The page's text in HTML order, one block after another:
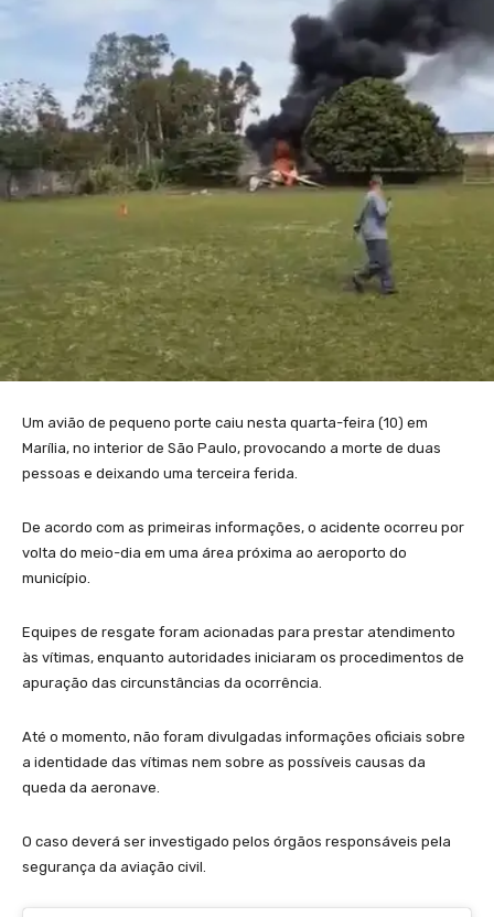
Um avião de pequeno porte caiu nesta quarta-feira (10) em
Marília, no interior de São Paulo, provocando a morte de duas
pessoas e deixando uma terceira ferida.
De acordo com as primeiras informações, o acidente ocorreu por
volta do meio-dia em uma área próxima ao aeroporto do
município.
Equipes de resgate foram acionadas para prestar atendimento
às vítimas, enquanto autoridades iniciaram os procedimentos de
apuração das circunstâncias da ocorrência.
Até o momento, não foram divulgadas informações oficiais sobre
a identidade das vítimas nem sobre as possíveis causas da
queda da aeronave.
O caso deverá ser investigado pelos órgãos responsáveis pela
segurança da aviação civil.